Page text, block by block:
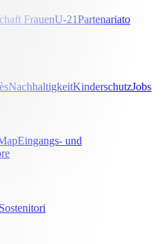
FrauenU-21Partenariato
NachhaltigkeitKinderschutzJobs
Eingangs- und